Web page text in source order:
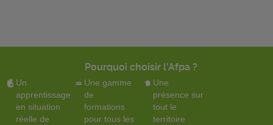
Pourquoi choisir l'Afpa ?
Un
apprentissage
en situation
réelle de
Une gamme
de
formations
pour tous les
Une
présence sur
tout le
territoire